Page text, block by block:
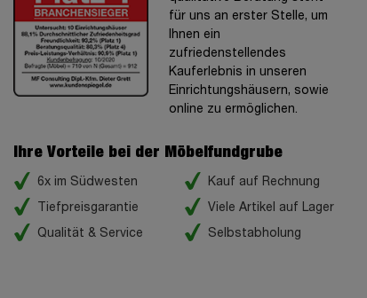
für uns an erster Stelle, um
Ihnen ein
zufriedenstellendes
Kauferlebnis in unseren
Einrichtungshäusern, sowie
online zu ermöglichen.
Ihre Vorteile bei der Möbelfundgrube
6x im Südwesten
Tiefpreisgarantie
Qualität & Service
Kauf auf Rechnung
Viele Artikel auf Lager
Selbstabholung